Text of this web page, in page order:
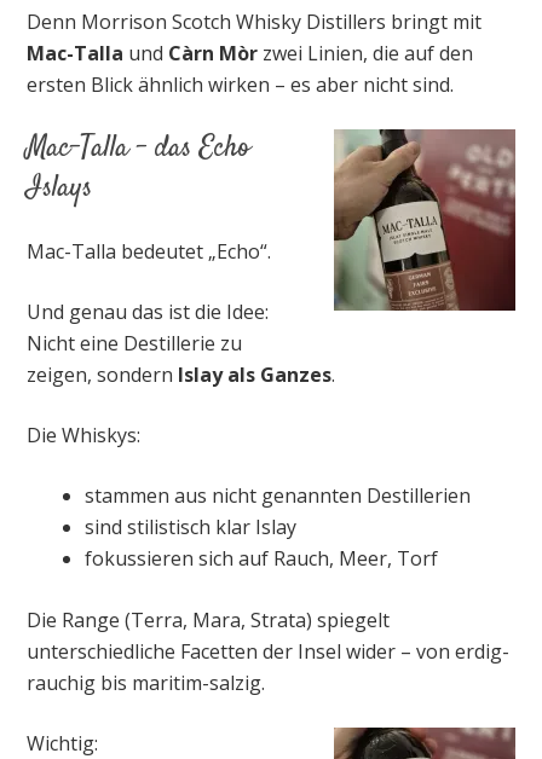
Denn Morrison Scotch Whisky Distillers bringt mit
Mac-Talla und Càrn Mòr zwei Linien, die auf den
ersten Blick ähnlich wirken – es aber nicht sind.
Mac-Talla – das Echo
Islays
Mac-Talla bedeutet „Echo“.
Und genau das ist die Idee:
Nicht eine Destillerie zu
zeigen, sondern Islay als Ganzes.
Die Whiskys:
stammen aus nicht genannten Destillerien
sind stilistisch klar Islay
fokussieren sich auf Rauch, Meer, Torf
Die Range (Terra, Mara, Strata) spiegelt
unterschiedliche Facetten der Insel wider – von erdig-
rauchig bis maritim-salzig.
Wichtig: